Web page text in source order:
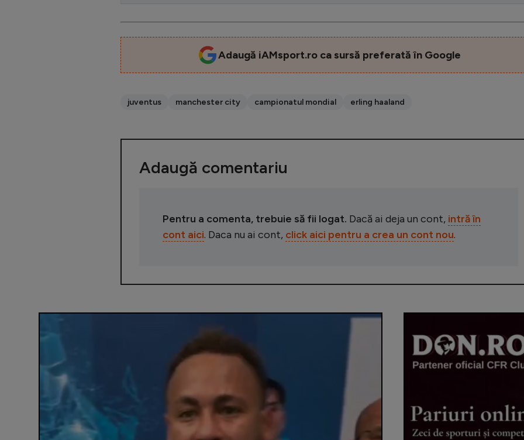
Adaugă iAMsport.ro ca sursă preferată în Google
juventus manchester city campionatul mondial erling haaland
Adaugă comentariu
Pentru a comenta, trebuie să fii logat. Dacă ai deja un cont, intră în
cont aici. Daca nu ai cont, click aici pentru a crea un cont nou.